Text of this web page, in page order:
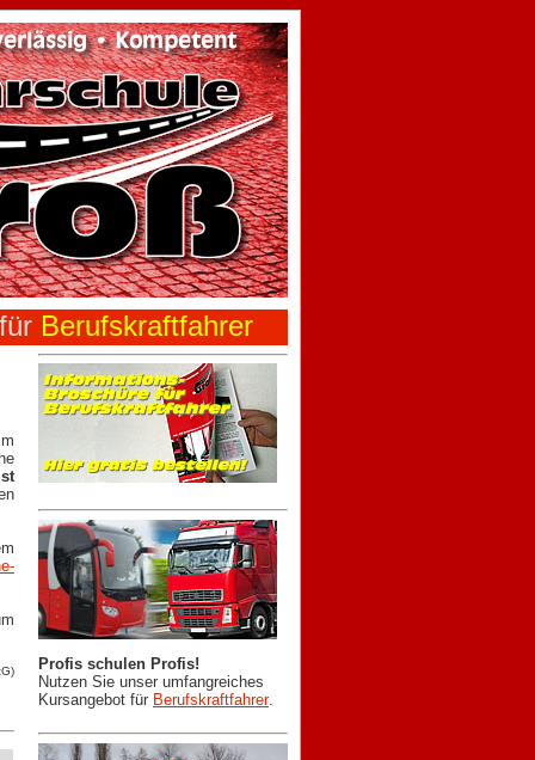
Berufskraftfahrer
Profis schulen Profis!
Nutzen Sie unser umfangreiches
Kursangebot für Berufskraftfahrer.